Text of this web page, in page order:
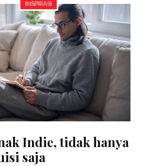
INSPIRASI
Indie, tidak hanya
saja